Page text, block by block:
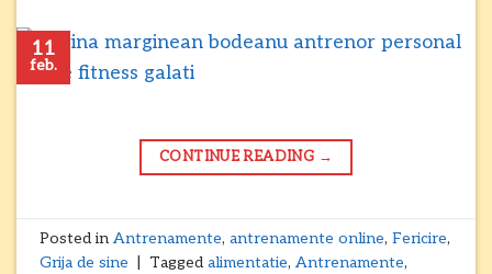
11
feb.
CONTINUE READING →
Posted inAntrenamente,antrenamente online,Fericire,
Grija de sine
Taggedalimentatie,Antrenamente,